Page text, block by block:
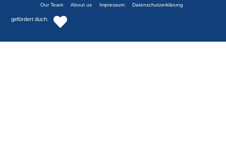
Our Team About us Impressum Datenschutzerklärung
gefördert duch: